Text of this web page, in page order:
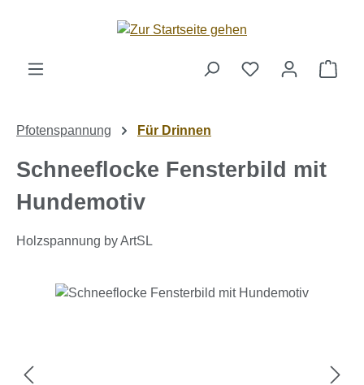
Zum Hauptinhalt springen
Pfotenspannung Für Drinnen
Schneeflocke Fensterbild mit
Hundemotiv
Holzspannung by ArtSL
Bildergalerie überspringen